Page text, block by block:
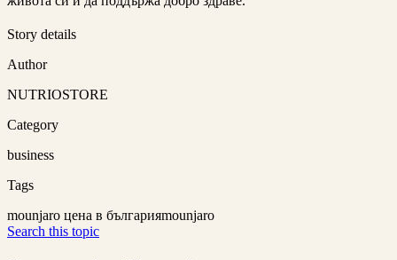
Story details
Author
NUTRIOSTORE
Category
business
Tags
mounjaro цена в българияmounjaro
Search this topic